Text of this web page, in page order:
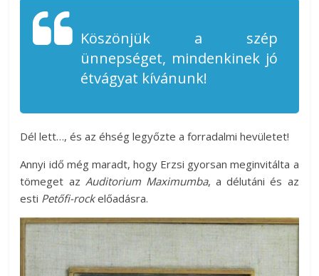
Köszönjük a szép
ünnepséget, mindenkinek jó
étvágyat kívánunk!
Dél lett…, és az éhség legyőzte a forradalmi hevületet!
Annyi idő még maradt, hogy Erzsi gyorsan meginvitálta a
tömeget az Auditorium Maximumba, a délutáni és az
esti Petőfi-rockelőadásra.